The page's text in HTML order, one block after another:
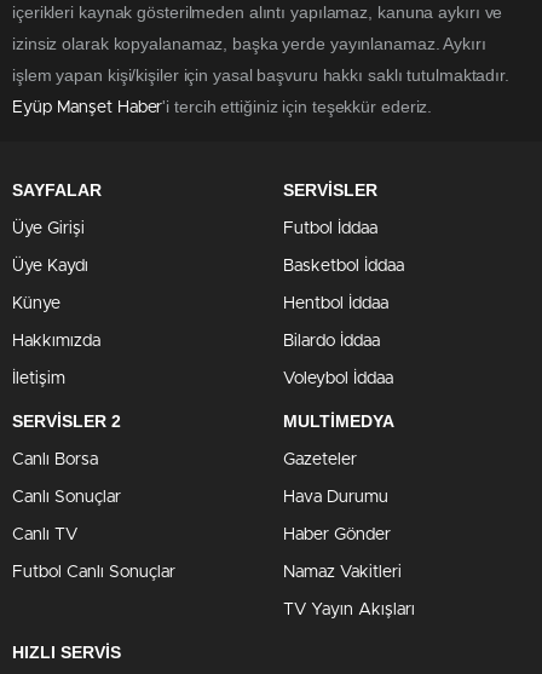
içerikleri kaynak gösterilmeden alıntı yapılamaz, kanuna aykırı ve
izinsiz olarak kopyalanamaz, başka yerde yayınlanamaz. Aykırı
işlem yapan kişi/kişiler için yasal başvuru hakkı saklı tutulmaktadır.
Eyüp Manşet Haber'i tercih ettiğiniz için teşekkür ederiz.
SAYFALAR
Üye Girişi
Üye Kaydı
Künye
Hakkımızda
İletişim
SERVİSLER
Futbol İddaa
Basketbol İddaa
Hentbol İddaa
Bilardo İddaa
Voleybol İddaa
SERVİSLER 2
Canlı Borsa
Canlı Sonuçlar
Canlı TV
Futbol Canlı Sonuçlar
MULTİMEDYA
Gazeteler
Hava Durumu
Haber Gönder
Namaz Vakitleri
TV Yayın Akışları
HIZLI SERVİS